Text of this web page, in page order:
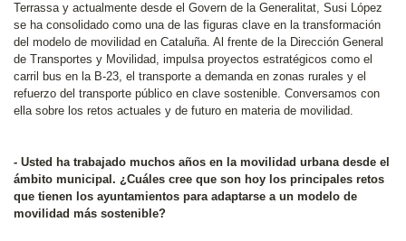
Terrassa y actualmente desde el Govern de la Generalitat, Susi López
se ha consolidado como una de las figuras clave en la transformación
del modelo de movilidad en Cataluña. Al frente de la Dirección General
de Transportes y Movilidad, impulsa proyectos estratégicos como el
carril bus en la B-23, el transporte a demanda en zonas rurales y el
refuerzo del transporte público en clave sostenible. Conversamos con
ella sobre los retos actuales y de futuro en materia de movilidad.
- Usted ha trabajado muchos años en la movilidad urbana desde el
ámbito municipal. ¿Cuáles cree que son hoy los principales retos
que tienen los ayuntamientos para adaptarse a un modelo de
movilidad más sostenible?